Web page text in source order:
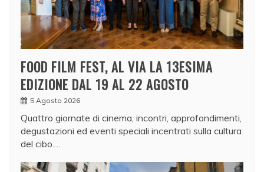
FOOD FILM FEST, AL VIA LA 13ESIMA
EDIZIONE DAL 19 AL 22 AGOSTO
5 Agosto 2026
Quattro giornate di cinema, incontri, approfondimenti,
degustazioni ed eventi speciali incentrati sulla cultura
del cibo.…